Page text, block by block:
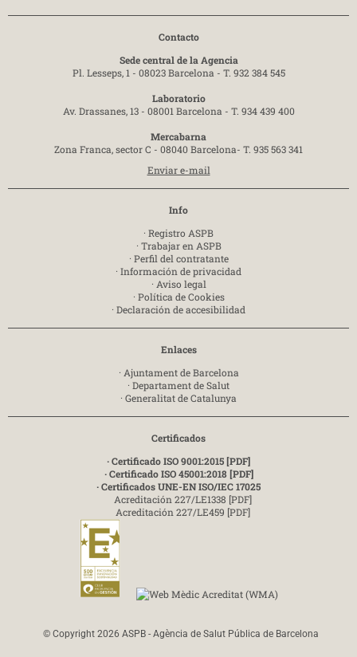
Contacto
Sede central de la Agencia
Pl. Lesseps, 1 - 08023 Barcelona - T. 932 384 545
Laboratorio
Av. Drassanes, 13 - 08001 Barcelona - T. 934 439 400
Mercabarna
Zona Franca, sector C - 08040 Barcelona- T. 935 563 341
Enviar e-mail
Info
· Registro ASPB
· Trabajar en ASPB
· Perfil del contratante
· Información de privacidad
· Aviso legal
· Política de Cookies
· Declaración de accesibilidad
Enlaces
· Ajuntament de Barcelona
· Departament de Salut
· Generalitat de Catalunya
Certificados
· Certificado ISO 9001:2015 [PDF]
· Certificado ISO 45001:2018 [PDF]
· Certificados UNE-EN ISO/IEC 17025
Acreditación 227/LE1338 [PDF]
Acreditación 227/LE459 [PDF]
© Copyright 2026 ASPB - Agència de Salut Pública de Barcelona